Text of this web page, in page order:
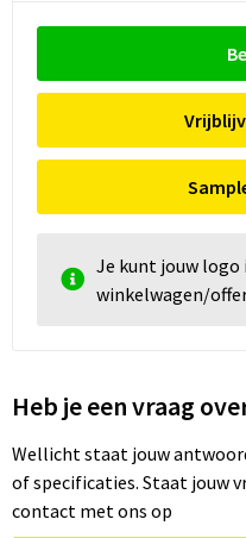
Je kunt jouw logo
winkelwagen/
Heb je een vraag
Wellicht staat jouw
of specificaties. Staat jouw
contact met ons op